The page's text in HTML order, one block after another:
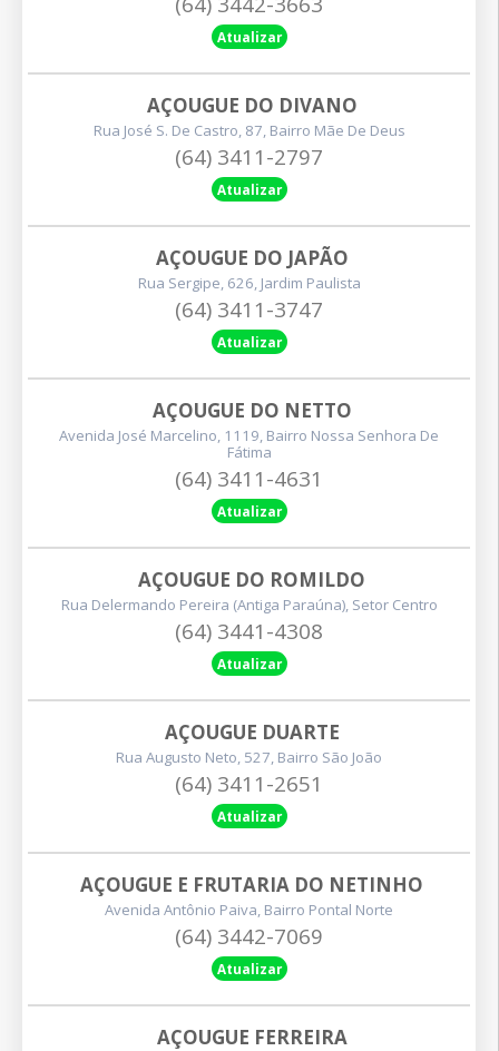
Atualizar
AÇOUGUE DO DIVANO
Rua José S. De Castro, 87, Bairro Mãe De Deus
(64) 3411-2797
Atualizar
AÇOUGUE DO JAPÃO
Rua Sergipe, 626, Jardim Paulista
(64) 3411-3747
Atualizar
AÇOUGUE DO NETTO
Avenida José Marcelino, 1119, Bairro Nossa Senhora De
Fátima
(64) 3411-4631
Atualizar
AÇOUGUE DO ROMILDO
Rua Delermando Pereira (antiga Paraúna), Setor Centro
(64) 3441-4308
Atualizar
AÇOUGUE DUARTE
Rua Augusto Neto, 527, Bairro São João
(64) 3411-2651
Atualizar
AÇOUGUE E FRUTARIA DO NETINHO
Avenida Antônio Paiva, Bairro Pontal Norte
(64) 3442-7069
Atualizar
AÇOUGUE FERREIRA